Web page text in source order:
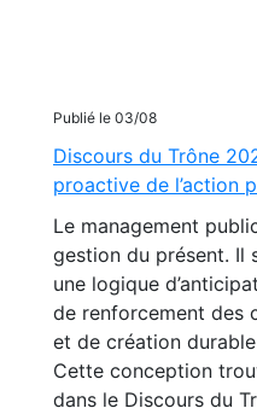
Publié le 03/08
Discours du Trône
proactive de l’action
Le management
gestion du présent. Il
une logique
de renforcement des
et de création
Cette conception
dans le Discours du